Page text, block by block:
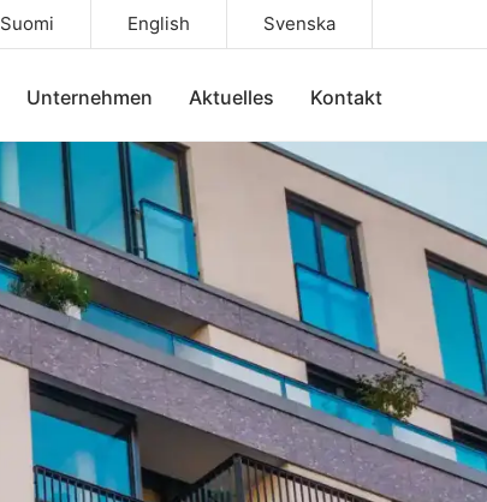
Suomi English Svenska
Unternehmen Aktuelles Kontakt